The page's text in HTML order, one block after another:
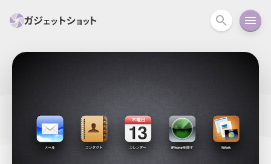
セール情報 スマートホーム アクションカメラ カメラ